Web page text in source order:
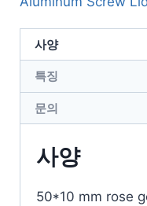
사양
특징
문의
사양
50*10 mm rose